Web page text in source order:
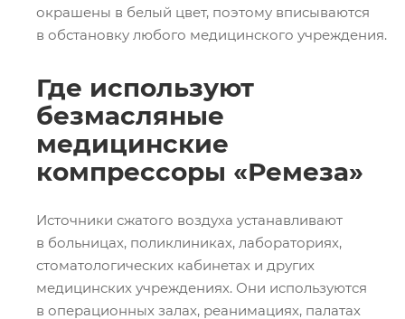
окрашены в белый цвет, поэтому вписываются
в обстановку любого медицинского учреждения.
Где используют
безмасляные
медицинские
компрессоры «Ремеза»
Источники сжатого воздуха устанавливают
в больницах, поликлиниках, лабораториях,
стоматологических кабинетах и других
медицинских учреждениях. Они используются
в операционных залах, реанимациях, палатах